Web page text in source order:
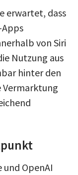
erwartet, dass
von Siri
Nutzung aus
hinter den
Vermarktung
und OpenAI